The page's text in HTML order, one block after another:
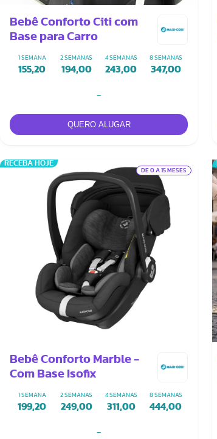
Bebê Conforto Citi com
Base para Carro
1 SEMANA
155,20
2 SEMANAS
194,00
4 SEMANAS
243,00
8 SEMANAS
347,00
-
RECEBA HOJE
DE 0 A 15 MESES
Bebê Conforto Marble -
Com Base Isofix
1 SEMANA
199,20
2 SEMANAS
249,00
4 SEMANAS
311,00
8 SEMANAS
444,00
-